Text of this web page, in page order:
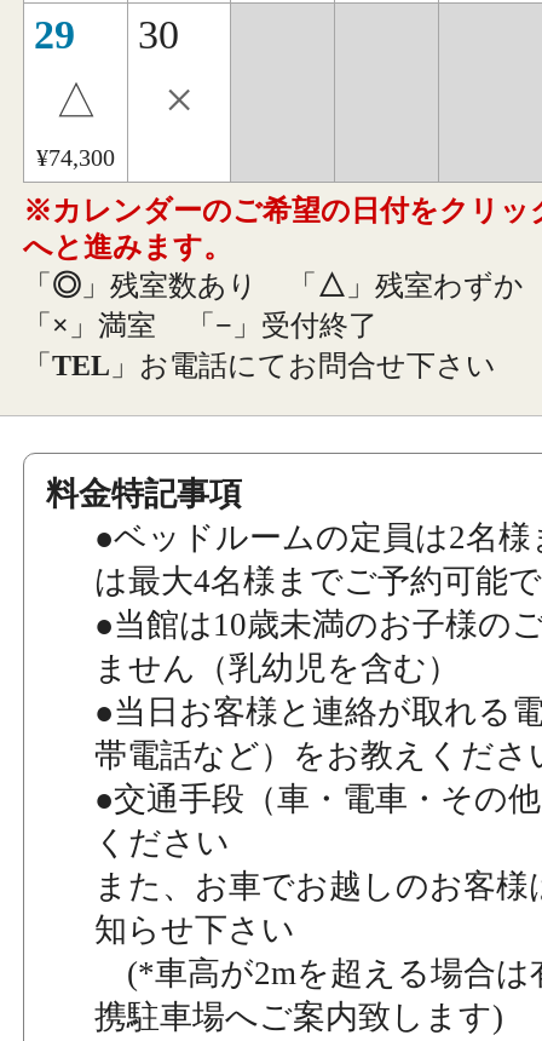
29
△
¥74,300
30
×
※カレンダーのご希望の日付をクリッ
へと進みます。
「 ◎ 」残室数あり 「 △ 」残室わずか
「 × 」満室 「 − 」受付終了
「TEL 」お電話にてお問合せ下さい
料金特記事項
●ベッドルームの定員は2名様
は最大4名様までご予約可能
●当館は10歳未満のお子様の
ません（乳幼児を含む）
●当日お客様と連絡が取れる
帯電話など）をお教えくださ
●交通手段（車・電車・その
ください
また、お車でお越しのお客様
知らせ下さい
(*車高が2mを超える場合は
携駐車場へご案内致します)